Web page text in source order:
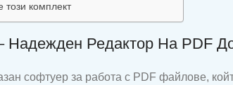
комплект
Надежден Редактор На PDF
софтуер за работа с PDF файлове,